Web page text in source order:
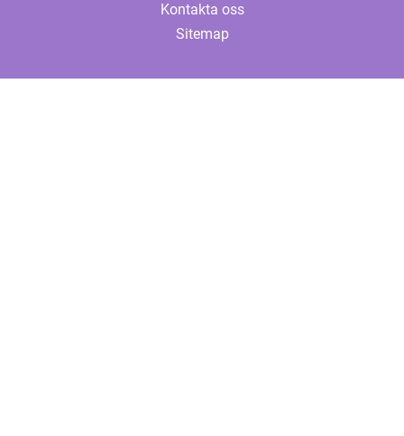
Kontakta oss
Sitemap